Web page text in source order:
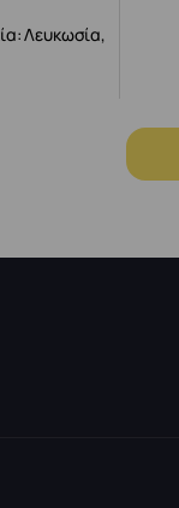
Λευκωσία,